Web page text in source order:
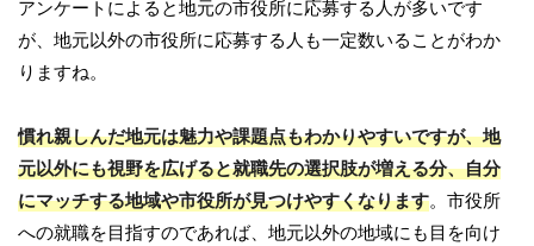
アンケートによると地元の市役所に応募する人が多いです
が、地元以外の市役所に応募する人も一定数いることがわか
りますね。
慣れ親しんだ地元は魅力や課題点もわかりやすいですが、地
元以外にも視野を広げると就職先の選択肢が増える分、自分
にマッチする地域や市役所が見つけやすくなります。市役所
への就職を目指すのであれば、地元以外の地域にも目を向け